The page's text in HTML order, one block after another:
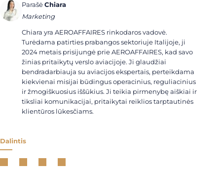
ParašėChiara
Marketing
Chiara yra AEROAFFAIRES rinkodaros vadovė.
Turėdama patirties prabangos sektoriuje Italijoje, ji
2024 metais prisijungė prie AEROAFFAIRES, kad savo
žinias pritaikytų verslo aviacijoje. Ji glaudžiai
bendradarbiauja su aviacijos ekspertais, perteikdama
kiekvienai misijai būdingus operacinius, reguliacinius
ir žmogiškuosius iššūkius. Ji teikia pirmenybę aiškiai ir
tiksliai komunikacijai, pritaikytai reiklios tarptautinės
klientūros lūkesčiams.
Dalintis